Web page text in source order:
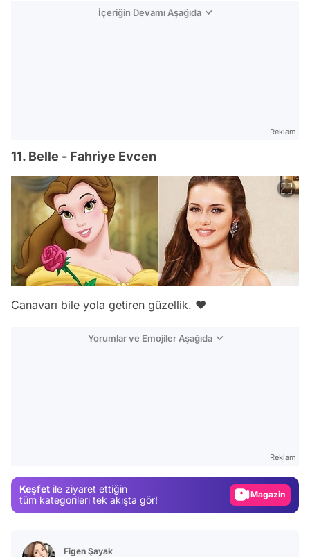
İçeriğin Devamı Aşağıda
Reklam
11. Belle - Fahriye Evcen
Canavarı bile yola getiren güzellik. ❤
Yorumlar ve Emojiler Aşağıda
Reklam
Keşfet ile ziyaret ettiğin
tüm kategorileri tek akışta gör!
Magazin
Figen Şayak